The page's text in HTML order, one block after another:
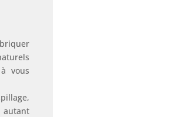
vous